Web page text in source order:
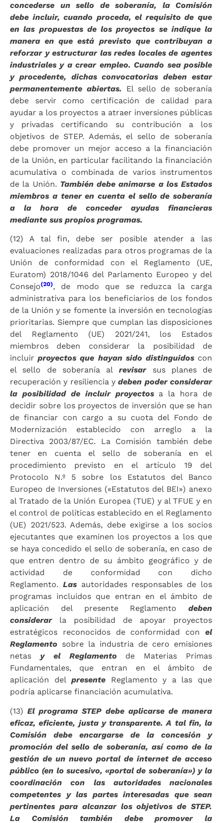
concederse un sello de soberanía, la Comisión
debe incluir, cuando proceda, el requisito de que
en las propuestas de los proyectos se indique la
manera en que está previsto que contribuyan a
reforzar y estructurar las redes locales de agentes
industriales y a crear empleo. Cuando sea posible
y procedente, dichas convocatorias deben estar
permanentemente abiertas. El sello de soberanía
debe servir como certificación de calidad para
ayudar a los proyectos a atraer inversiones públicas
y privadas certificando su contribución a los
objetivos de STEP. Además, el sello de soberanía
debe promover un mejor acceso a la financiación
de la Unión, en particular facilitando la financiación
acumulativa o combinada de varios instrumentos
de la Unión. También debe animarse a los Estados
miembros a tener en cuenta el sello de soberanía
a la hora de conceder ayudas financieras
mediante sus propios programas.
(12) A tal fin, debe ser posible atender a las
evaluaciones realizadas para otros programas de la
Unión de conformidad con el Reglamento (UE,
Euratom) 2018/1046 del Parlamento Europeo y del
Consejo(20), de modo que se reduzca la carga
administrativa para los beneficiarios de los fondos
de la Unión y se fomente la inversión en tecnologías
prioritarias. Siempre que cumplan las disposiciones
del Reglamento (UE) 2021/241, los Estados
miembros deben considerar la posibilidad de
incluirproyectos que hayan sido distinguidoscon
el sello de soberanía alrevisarsus planes de
recuperación y resiliencia ydeben poder considerar
la posibilidad de incluir proyectosa la hora de
decidir sobre los proyectos de inversión que se han
de financiar con cargo a su cuota del Fondo de
Modernización establecido con arreglo a la
Directiva 2003/87/EC. La Comisión también debe
tener en cuenta el sello de soberanía en el
procedimiento previsto en el artículo 19 del
Protocolo N.º 5 sobre los Estatutos del Banco
Europeo de Inversiones («Estatutos del BEI») anexo
al Tratado de la Unión Europea (TUE) y al TFUE y en
el control de políticas establecido en el Reglamento
(UE) 2021/523. Además, debe exigirse a los socios
ejecutantes que examinen los proyectos a los que
se haya concedido el sello de soberanía, en caso de
que entren dentro de su ámbito geográfico y de
actividad de conformidad con dicho
Reglamento. Lasautoridades responsables de los
programas incluidos que entran en el ámbito de
aplicación del presente Reglamento deben
considerarla posibilidad de apoyar proyectos
estratégicos reconocidos de conformidad con el
Reglamento sobre la industria de cero emisiones
netas y el Reglamento de Materias Primas
Fundamentales, que entran en el ámbito de
aplicación delpresente Reglamento y a las que
podría aplicarse financiación acumulativa.
(13) El programa STEP debe aplicarse de manera
eficaz, eficiente, justa y transparente. A tal fin, la
Comisión debe encargarse de la concesión y
promoción del sello de soberanía, así como de la
gestión de un nuevo portal de internet de acceso
público (en lo sucesivo, «portal de soberanía») y la
coordinación con las autoridades nacionales
competentes y las partes interesadas que sean
pertinentes para alcanzar los objetivos de STEP.
La Comisión también debe promover la